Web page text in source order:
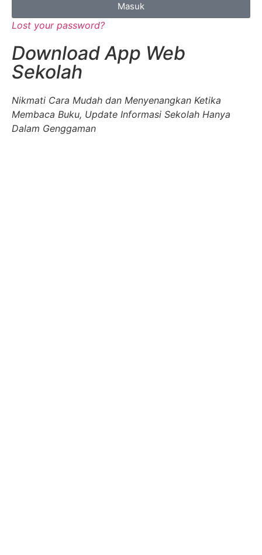
Masuk
Lost your password?
Download App Web
Sekolah
Nikmati Cara Mudah dan Menyenangkan Ketika
Membaca Buku, Update Informasi Sekolah Hanya
Dalam Genggaman